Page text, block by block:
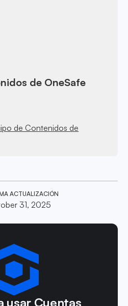
de OneSafe
de Contenidos de
ACTUALIZACIÓN
31, 2025
usar Cuentas